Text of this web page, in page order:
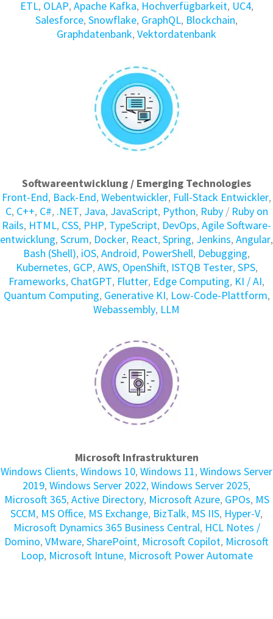
ETL, OLAP, Apache Kafka, Hochverfügbarkeit, UC4,
Salesforce, Snowflake, GraphQL, Blockchain,
Graphdatenbank, Vektordatenbank
Softwareentwicklung / Emerging Technologies
Front-End, Back-End, Webentwickler, Full-Stack Entwickler,
C, C++, C#, .NET, Java, JavaScript, Python, Ruby/ Ruby on
Rails, HTML, CSS, PHP, TypeScript, DevOps, Agile Soft­ware­
ent­wick­lung, Scrum, Docker, React, Spring, Jenkins, Angular,
Bash (Shell), iOS, Android, PowerShell, Debugging,
Kubernetes, GCP, AWS, OpenShift, ISTQB Tester, SPS,
Frameworks, ChatGPT, Flutter, Edge Computing, KI / AI,
Quantum Computing, Generative KI, Low-Code-Plattform,
Webassembly, LLM
Microsoft Infrastrukturen
Windows Clients, Windows 10, Windows 11, Windows Server
2019, Windows Server 2022, Windows Server 2025,
Microsoft 365, Active Directory, Microsoft Azure, GPOs, MS
SCCM, MS Office, MS Exchange, BizTalk, MS IIS, Hyper-V,
Microsoft Dynamics 365 Business Central, HCL Notes /
Domino, VMware, SharePoint, Microsoft Copilot, Microsoft
Loop, Microsoft Intune, Microsoft Power Automate